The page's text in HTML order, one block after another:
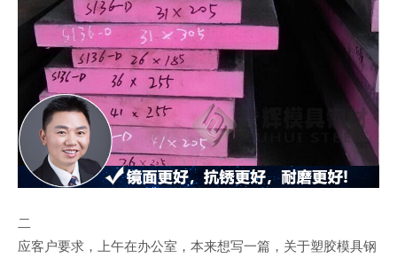
二
应客户要求，上午在办公室，本来想写一篇，关于塑胶模具钢